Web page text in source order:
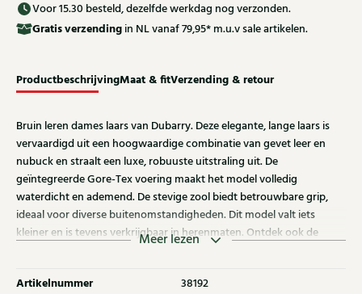
Voor 15.30 besteld, dezelfde werkdag nog verzonden.
Gratisverzending in NL vanaf 79,95* m.u.v sale artikelen.
ProductbeschrijvingMaat & fitVerzending & retour
Bruin leren dames laars van Dubarry. Deze elegante, lange laars is
vervaardigd uit een hoogwaardige combinatie van gevet leer en
nubuck en straalt een luxe, robuuste uitstraling uit. De
geïntegreerde Gore-Tex voering maakt het model volledig
waterdicht en ademend. De stevige zool biedt betrouwbare grip,
ideaal voor diverse buitenomstandigheden. Dit model valt iets
kleiner en is tevens verkrijgbaar in herenmaten. Ontdek ook de
Meer lezen
Artikelnummer 38192